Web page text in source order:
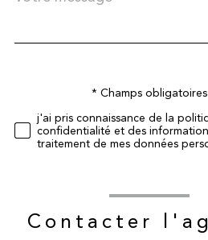
défaut
Validation* Champs obligatoires
j'ai pris connaissance de la
confidentialité et des
traitement de mes données
Contacter